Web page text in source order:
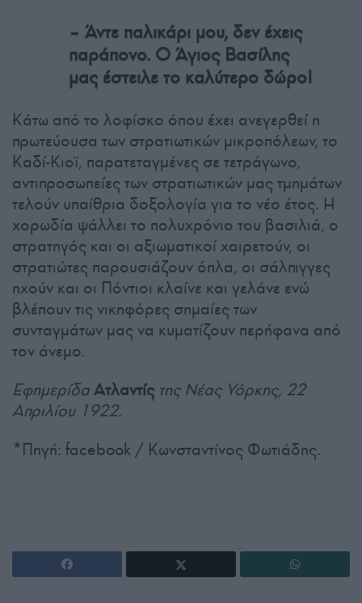
– Άντε παλικάρι μου, δεν έχεις
παράπονο. Ο Άγιος Βασίλης
μας έστειλε το καλύτερο δώρο!
Κάτω από το λοφίσκο όπου έχει ανεγερθεί η
πρωτεύουσα των στρατιωτικών μικροπόλεων, το
Καδί-Κιοϊ, παρατεταγμένες σε τετράγωνο,
αντιπροσωπείες των στρατιωτικών μας τμημάτων
τελούν υπαίθρια δοξολογία για το νέο έτος. Η
χορωδία ψάλλει το πολυχρόνιο του βασιλιά, ο
στρατηγός και οι αξιωματικοί χαιρετούν, οι
στρατιώτες παρουσιάζουν όπλα, οι σάλπιγγες
ηχούν και οι Πόντιοι κλαίνε και γελάνε ενώ
βλέπουν τις νικηφόρες σημαίες των
συνταγμάτων μας να κυματίζουν περήφανα από
τον άνεμο.
ΕφημερίδαΑτλαντίς της Νέας Υόρκης, 22
Απριλίου 1922.
*Πηγή: facebook / Κωνσταντίνος Φωτιάδης.